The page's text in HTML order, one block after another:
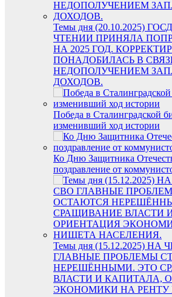
Темы дня (20.10.2025)
ЧТЕНИИ ПРИНЯЛА
НА 2025 ГОД.
ПОНАДОБИЛАСЬ В
НЕДОПОЛУЧЕНИЕМ
ДОХОДОВ.
Победа в Сталинградской
изменивший ход истории
Ко Дню Защитника
поздравление от
Темы дня (15.12.2025)
ГЛАВНЫЕ ПРОБЛЕМЫ
НЕРЕШЁННЫМИ. ЭТО
ВЛАСТИ И КАПИТАЛА,
ЭКОНОМИКИ НА РЕНТУ